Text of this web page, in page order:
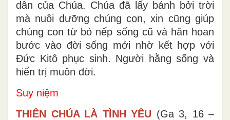
dân của Chúa. Chúa đã lấy bánh bởi trời
mà nuôi dưỡng chúng con, xin cũng giúp
chúng con từ bỏ nếp sống cũ và hân hoan
bước vào đời sống mới nhờ kết hợp với
Ðức Kitô phục sinh. Người hằng sống và
hiển trị muôn đời.
Suy niệm
THIÊN CHÚA LÀ TÌNH YÊU (Ga 3, 16 –